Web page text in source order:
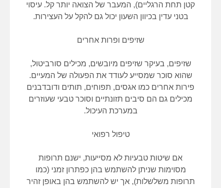
קטן תחת הרגליים), המעבר של הצואה יותר קל. עיסוי
בטני עדין בכיוון השעון יכול גם להקל על העצירות.
שזיפים ופרות אחרים
שזיפים, בעיקר שזיפים מיובשים, מכילים סורביטול,
שהוא סוכר שמסייע לעודד את הפעולה של המעיים.
פירות אחרים כמו אגסים, תפוחים, תותים ודובדבנים
מכילים גם הם סיבים תזונתיים וסוכר טבעי שעוזרים
במערכת העיכול.
טיפול רפואי
אם שיטות טבעיות לא מסייעות, ישנם תרופות
מסוימות שניתן להשתמש בהן כפתרון זמני (כמו
תרופות משלשלות), אך יש להשתמש בהן באופן זהיר